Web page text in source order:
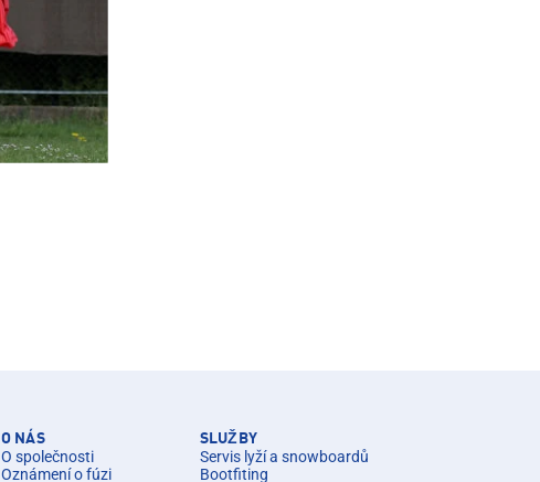
O NÁS
O společnosti
Oznámení o fúzi
SLUŽBY
Servis lyží a snowboardů
Bootfiting